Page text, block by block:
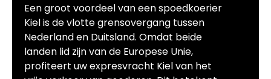
Een groot voordeel van een spoedkoerier
Kiel is de vlotte grensovergang tussen
Nederland en Duitsland. Omdat beide
landen lid zijn van de Europese Unie,
profiteert uw expresvracht Kiel van het